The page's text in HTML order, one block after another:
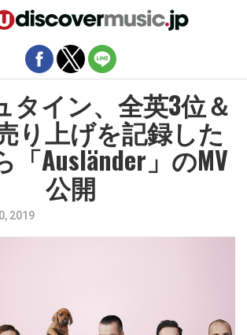
タイン、全英3位＆
り上げを記録した
「Ausländer」のMV
公開
2019
バイルバージョンを終了